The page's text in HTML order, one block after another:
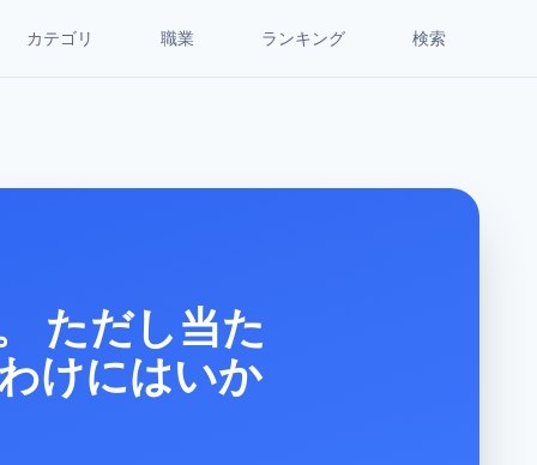
カテゴリ 職業 ランキング 検索
ただし当た
けにはいか